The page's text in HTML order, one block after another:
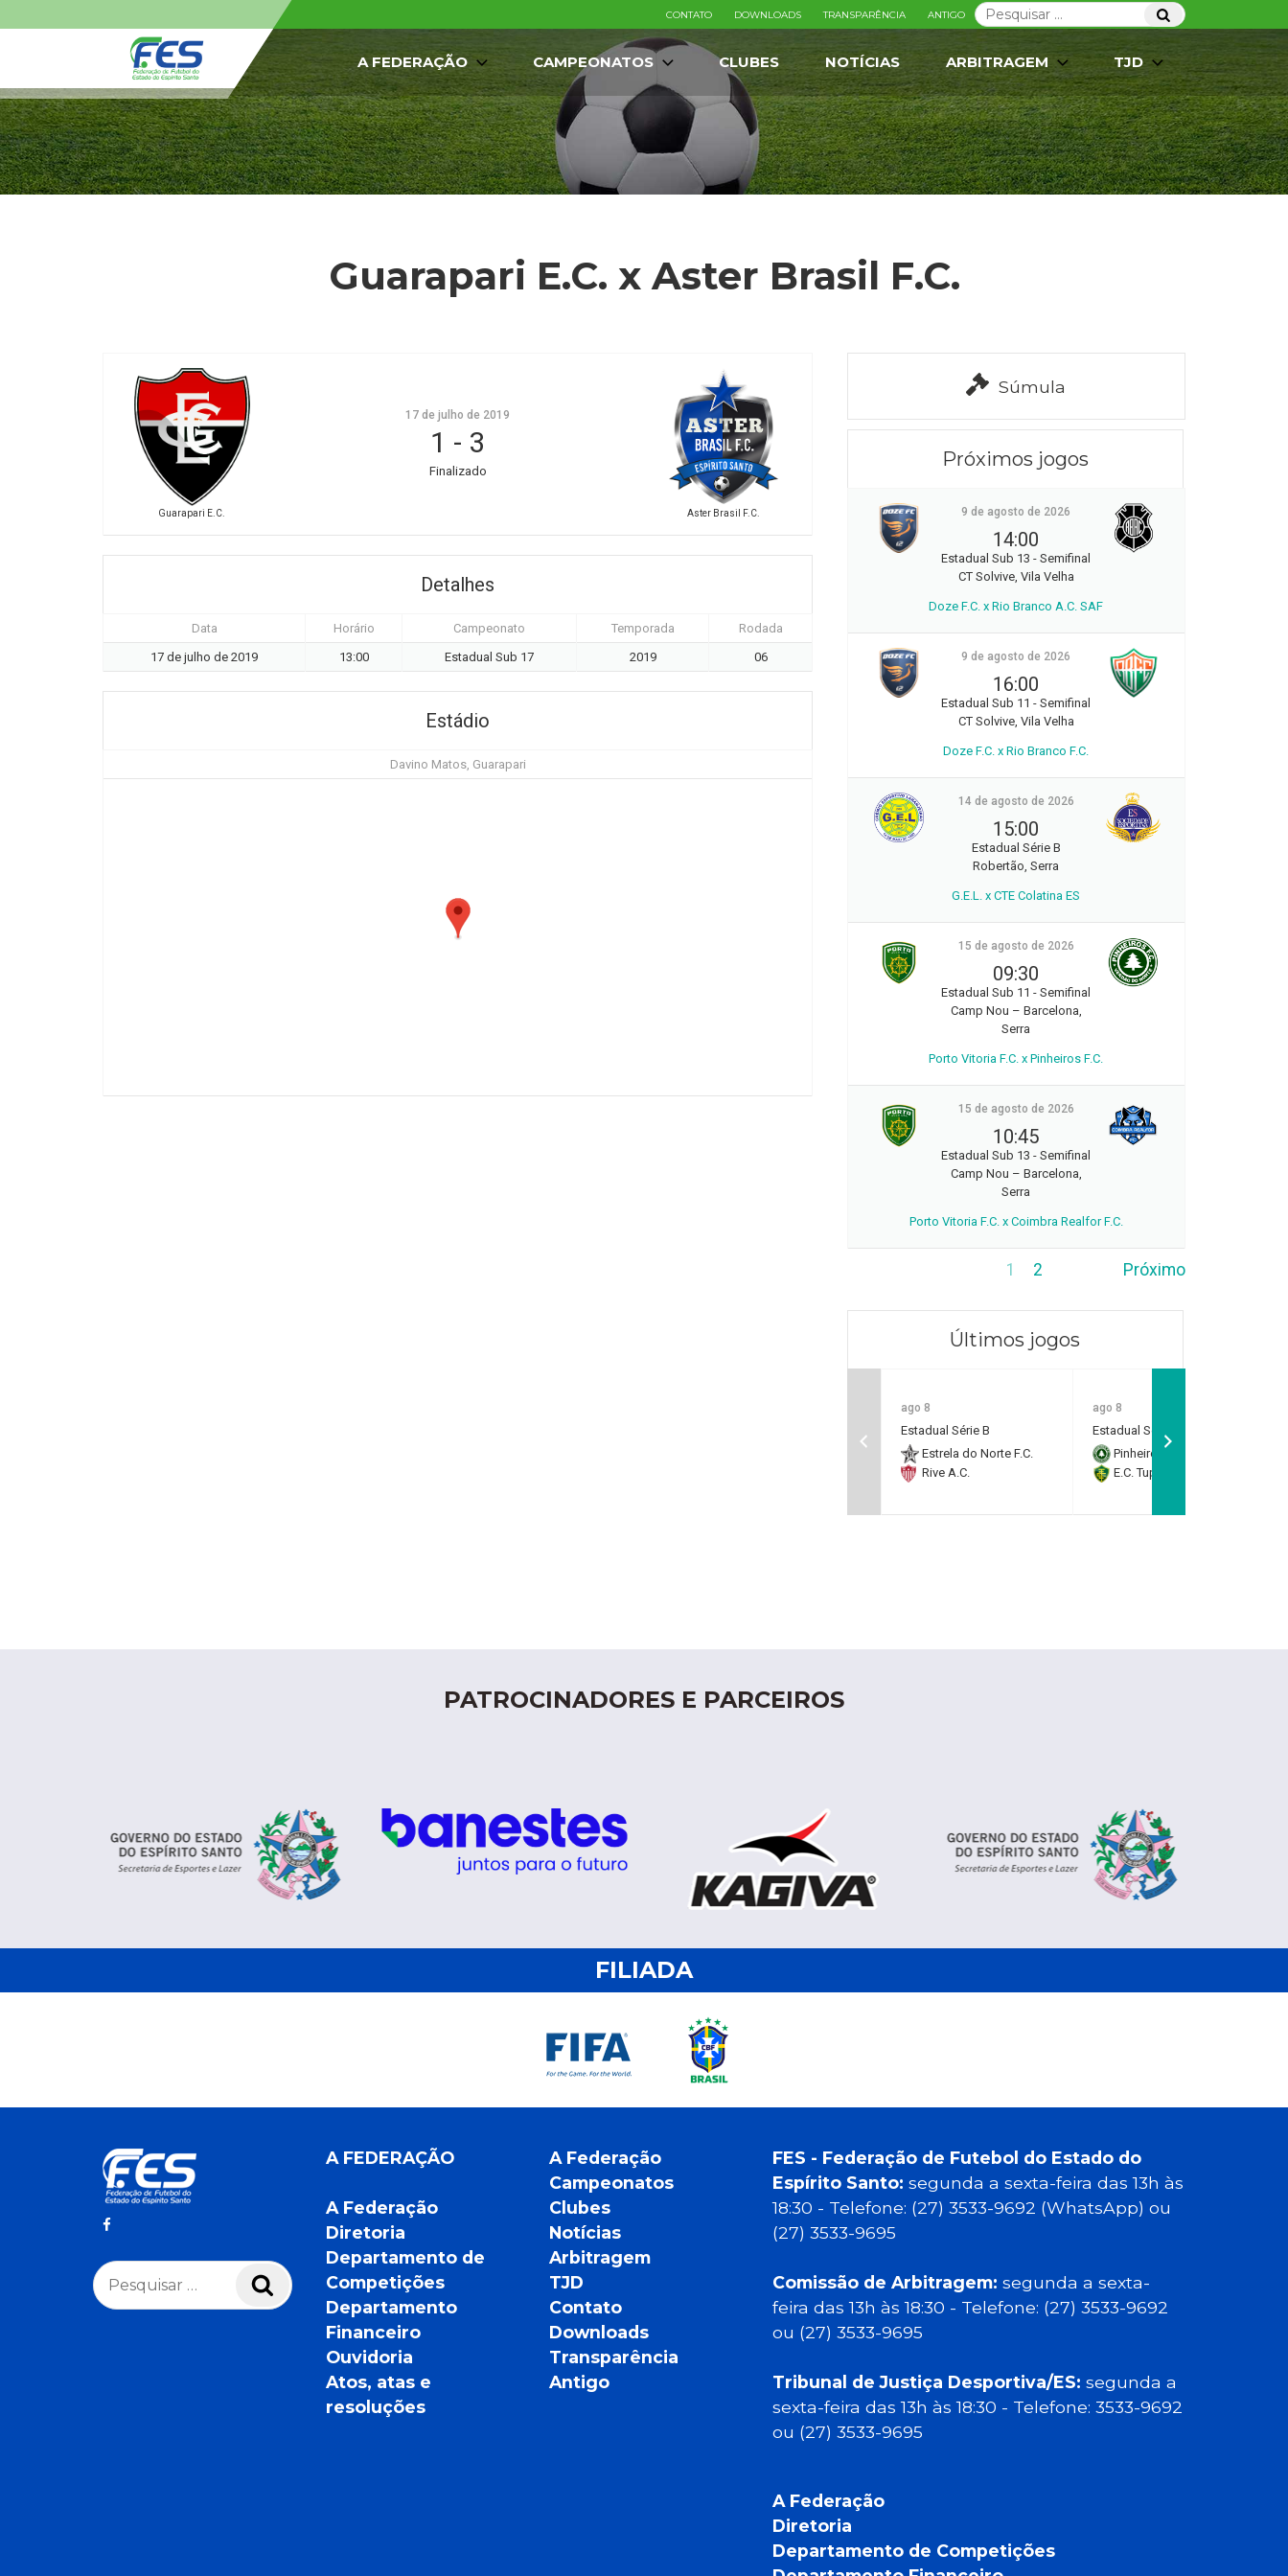
Pesquisar
por:
Pesquisar
CONTATO DOWNLOADS TRANSPARÊNCIA ANTIGO
A FEDERAÇÃO CAMPEONATOS CLUBES NOTÍCIAS ARBITRAGEM TJD
Guarapari E.C. x Aster Brasil F.C.
Guarapari E.C. Aster Brasil F.C.
17 de julho de 2019
1 - 3
Finalizado
Detalhes
Data Horário Campeonato Temporada
Rodada
17 de julho de 2019
13:00 Estadual Sub 17 2019 06
Estádio
Davino Matos, Guarapari
Súmula
Próximos jogos
9 de agosto de 2026
14:00
Estadual Sub 13 - Semifinal
CT Solvive, Vila Velha
Doze F.C. x Rio Branco A.C. SAF
9 de agosto de 2026
16:00
Estadual Sub 11 - Semifinal
CT Solvive, Vila Velha
Doze F.C. x Rio Branco F.C.
14 de agosto de 2026
15:00
Estadual Série B
Robertão, Serra
G.E.L. x CTE Colatina ES
15 de agosto de 2026
09:30
Estadual Sub 11 - Semifinal
Camp Nou – Barcelona,
Serra
Porto Vitoria F.C. x Pinheiros F.C.
15 de agosto de 2026
10:45
Estadual Sub 13 - Semifinal
Camp Nou – Barcelona,
Serra
Porto Vitoria F.C. x Coimbra Realfor F.C.
1 2 Próximo
Últimos jogos
ago 8
Estadual Série B
Estrela do Norte F.C.
Rive A.C.
ago 8
Estadual Série B
Pinheiros F.C.
E.C. Tupy
PATROCINADORES E PARCEIROS
FILIADA
Pesquisar
por:
Pesquisar
A FEDERAÇÃO
A Federação
Diretoria
Departamento de
Competições
Departamento
Financeiro
Ouvidoria
Atos, atas e
resoluções
A Federação
Campeonatos
Clubes
Notícias
Arbitragem
TJD
Contato
Downloads
Transparência
Antigo
FES - Federação de Futebol do Estado do
Espírito Santo: segunda a sexta-feira das 13h às
18:30 - Telefone: (27) 3533-9692 (WhatsApp) ou
(27) 3533-9695
Comissão de Arbitragem: segunda a sexta-
feira das 13h às 18:30 - Telefone: (27) 3533-9692
ou (27) 3533-9695
Tribunal de Justiça Desportiva/ES: segunda a
sexta-feira das 13h às 18:30 - Telefone: 3533-9692
ou (27) 3533-9695
A Federação
Diretoria
Departamento de Competições